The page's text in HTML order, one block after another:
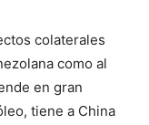
colaterales
como al
en gran
tiene a China